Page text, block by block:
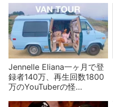
Jennelle Eliana一ヶ月で登
録者140万、再生回数1800
万のYouTuberの怪